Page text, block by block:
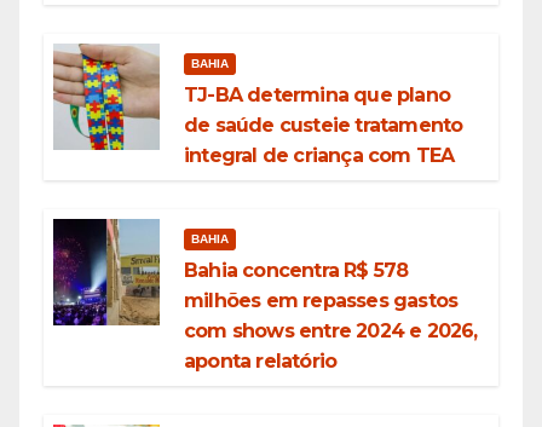
BAHIA
TJ-BA determina que plano
de saúde custeie tratamento
integral de criança com TEA
BAHIA
Bahia concentra R$ 578
milhões em repasses gastos
com shows entre 2024 e 2026,
aponta relatório